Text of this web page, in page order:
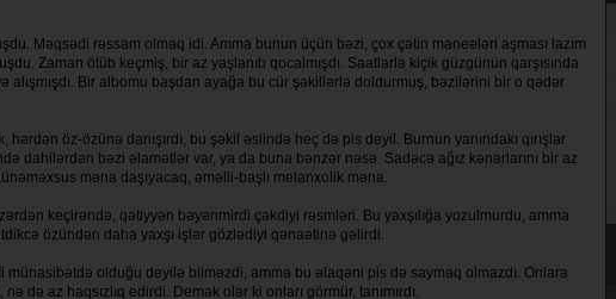
Məqsədi rəssam olmaq idi. Amma bunun üçün bəzi, çox çətin maneələri aşması lazım
Zaman ötüb keçmiş, bir az yaşlanıb qocalmışdı. Saatlarla kiçik güzgünün qarşısında
alışmışdı. Bir albomu başdan ayağa bu cür şəkillərlə doldurmuş, bəzilərini bir o qədər
hərdən öz-özünə danışırdı, bu şəkil əslində heç də pis deyil. Burnun yanındakı qırışlar
dahilərdən bəzi əlamətlər var, ya da buna bənzər nəsə. Sadəcə ağız kənarlarını bir az
məna daşıyacaq, əməlli-başlı melanxolik məna.
keçirəndə, qətiyyən bəyənmirdi çəkdiyi rəsmləri. Bu yaxşılığa yozulmurdu, amma
özündən daha yaxşı işlər gözlədiyi qənaətinə gəlirdi.
münasibətdə olduğu deyilə bilməzdi, amma bu əlaqəni pis də saymaq olmazdı. Onlara
də az haqsızlıq edirdi. Demək olar ki onları görmür, tanımırdı.